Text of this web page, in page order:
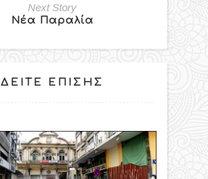
Next Story
Νέα Παραλία
ΔΕΊΤΕ ΕΠΊΣΗΣ